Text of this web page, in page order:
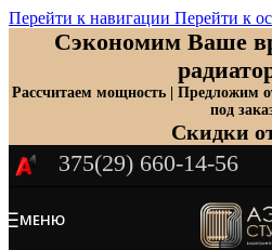
Перейти к навигации Перейти к
Сэкономим Ваше
Рассчитаем мощность | Предложим
под
Скидки
375(29) 660-14-56
МЕНЮ